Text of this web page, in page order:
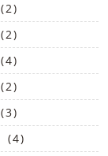
(2)
(2)
(4)
(2)
(3)
(4)